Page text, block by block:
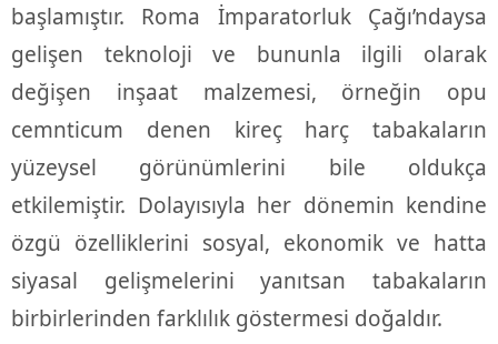
başlamıştır. Roma İmparatorluk Çağı’ndaysa
gelişen teknoloji ve bununla ilgili olarak
değişen inşaat malzemesi, örneğin opu
cemnticum denen kireç harç tabakaların
yüzeysel görünümlerini bile oldukça
etkilemiştir. Dolayısıyla her dönemin kendine
özgü özelliklerini sosyal, ekonomik ve hatta
siyasal gelişmelerini yanıtsan tabakaların
birbirlerinden farklılık göstermesi doğaldır.